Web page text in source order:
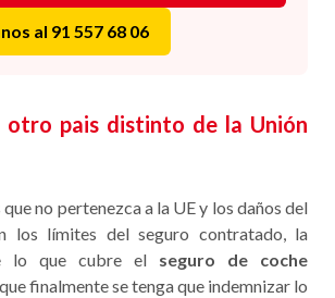
al 91 557 68 06
otro pais distinto de la Unión
que no pertenezca a la UE y los daños del
los límites del seguro contratado, la
lo que cubre el seguro de coche
finalmente se tenga que indemnizar lo